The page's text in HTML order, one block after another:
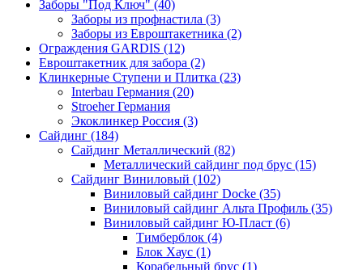
Заборы "Под Ключ" (40)
Заборы из профнастила (3)
Заборы из Евроштакетника (2)
Ограждения GARDIS (12)
Евроштакетник для забора (2)
Клинкерные Ступени и Плитка (23)
Interbau Германия (20)
Stroeher Германия
Экоклинкер Россия (3)
Сайдинг (184)
Сайдинг Металлический (82)
Металлический сайдинг под брус (15)
Сайдинг Виниловый (102)
Виниловый сайдинг Docke (35)
Виниловый сайдинг Альта Профиль (35)
Виниловый сайдинг Ю-Пласт (6)
Тимберблок (4)
Блок Хаус (1)
Корабельный брус (1)